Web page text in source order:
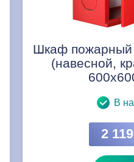
Шкаф
(навесной,
В
2